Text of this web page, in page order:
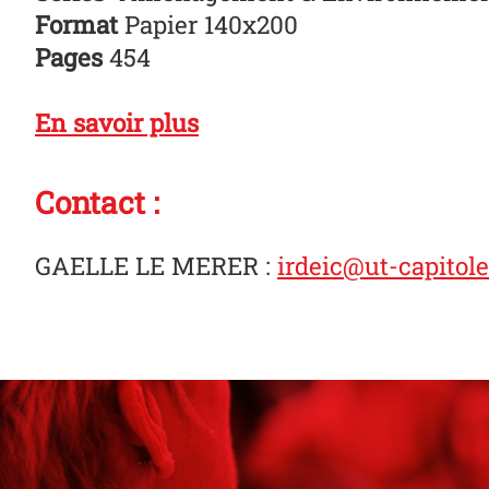
Format Papier 140x200
Pages454
En savoir plus
Contact :
GAELLE LE MERER : irdeic@ut-